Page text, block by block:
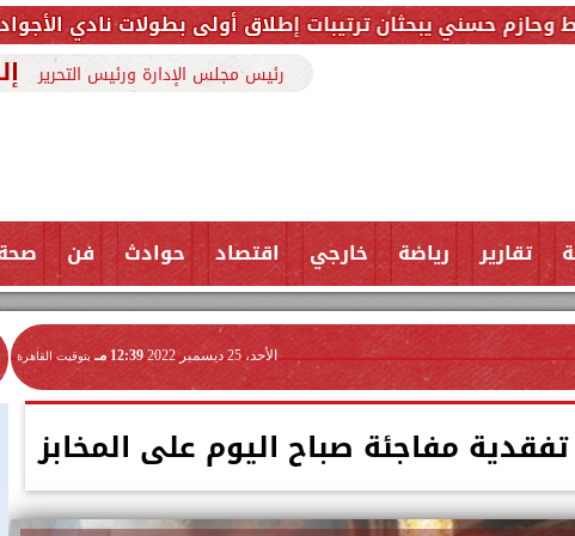
ترتيبات إطلاق أولى بطولات نادي الأجواد للرماية ضمن
رئيس مجلس الإدارة ورئيس التحرير
تقارير رياضة خارجي اقتصاد حوادث فن
الأحد، 25 ديسمبر 2022 12:39 مـ بتوقيت القاهرة
مفاجئة صباح اليوم على المخابز